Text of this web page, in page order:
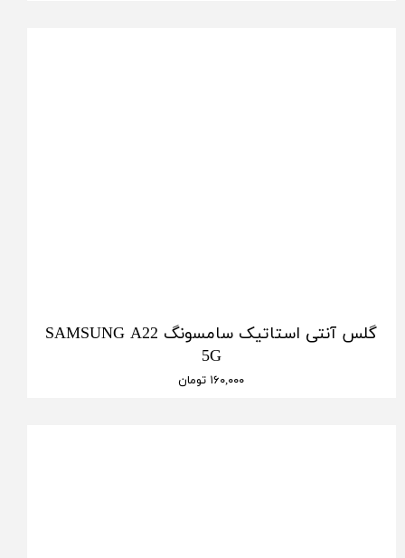
گلس آنتی استاتیک سامسونگ SAMSUNG A22
5G
۱۶۰,۰۰۰ تومان